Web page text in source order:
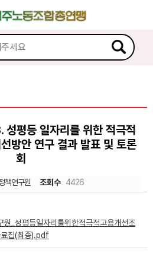
평등 일자리를 위한 적극적
방안 연구 결과 발표 및 토론
회
책연구원 조회수 4426
_성평등일자리를위한적극적고용개선조
료집(최종).pdf
케치북5
케치북5